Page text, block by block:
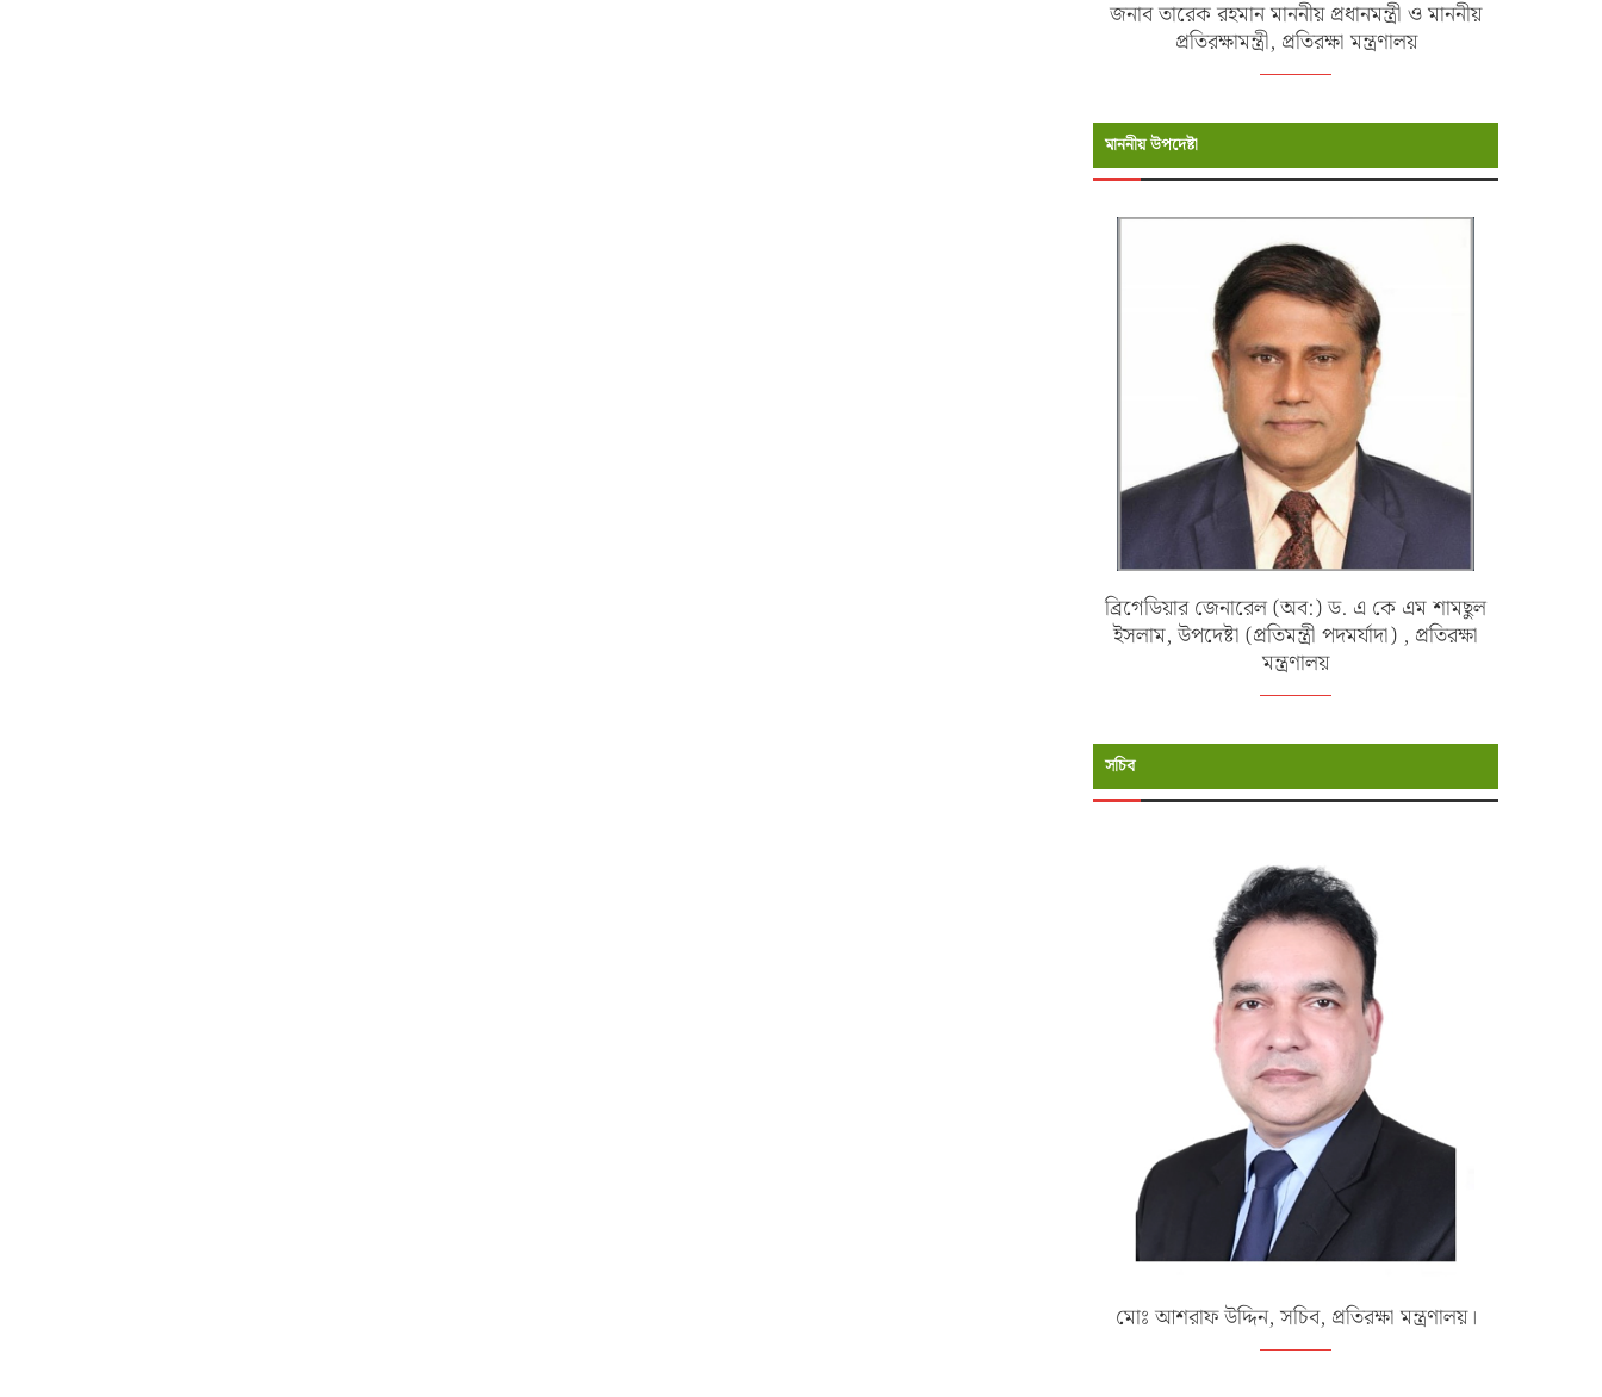
জনাব তারেক রহমান মাননীয় প্রধানমন্ত্রী ও মাননীয়
প্রতিরক্ষামন্ত্রী, প্রতিরক্ষা মন্ত্রণালয়
মাননীয় উপদেষ্টা
ব্রিগেডিয়ার জেনারেল (অব:) ড. এ কে এম শামছুল
ইসলাম, উপদেষ্টা (প্রতিমন্ত্রী পদমর্যাদা) , প্রতিরক্ষা
মন্ত্রণালয়
সচিব
মোঃ আশরাফ উদ্দিন, সচিব, প্রতিরক্ষা মন্ত্রণালয়।